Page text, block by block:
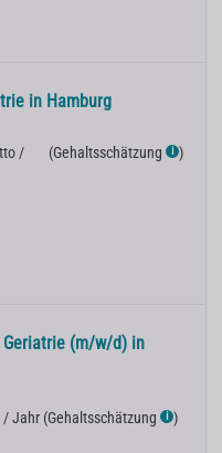
in Hamburg
/
(Gehaltsschätzung ℹ )
(m/w/d) in
/ Jahr (Gehaltsschätzung ℹ )